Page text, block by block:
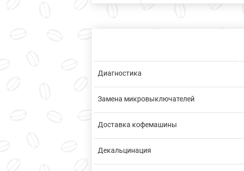
Диагностика
Замена микровыключателей
Доставка кофемашины
Декальцинация